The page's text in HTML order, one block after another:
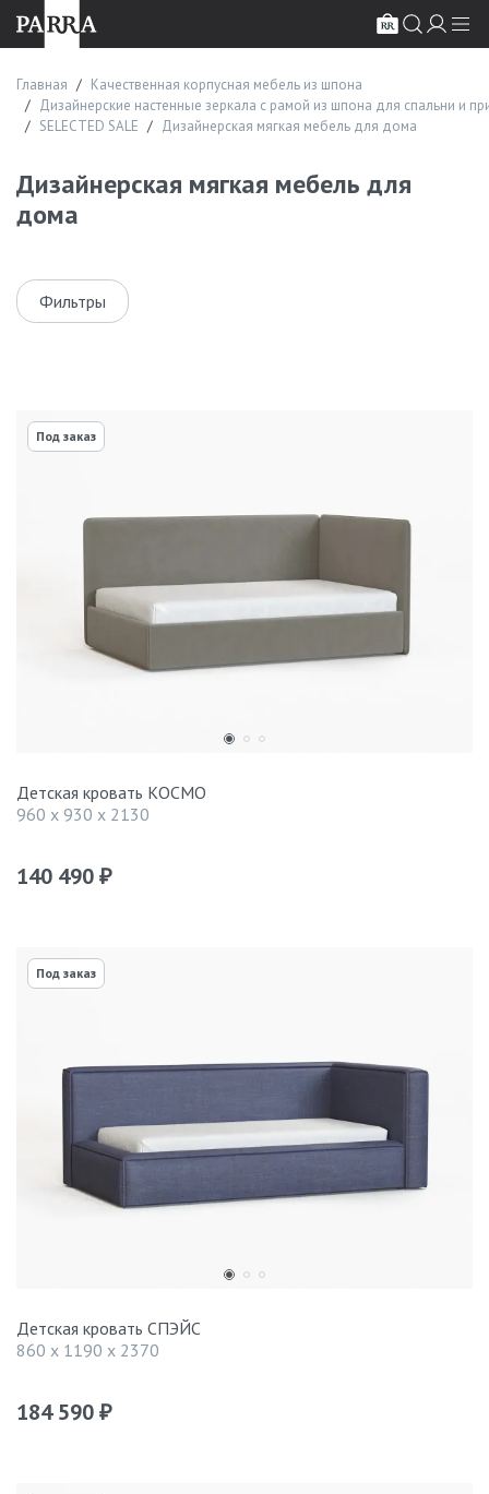
Главная
Качественная корпусная мебель из шпона
Дизайнерские настенные зеркала с рамой из шпона для спальни и
SELECTED SALE
Дизайнерская мягкая мебель для дома
Дизайнерская мягкая мебель для
дома
Фильтры
Под заказ
Детская кровать КОСМО
960 x 930 x 2130
140 490 ₽
Под заказ
Детская кровать СПЭЙС
860 x 1190 x 2370
184 590 ₽